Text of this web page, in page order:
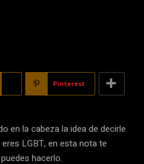
Pinterest
en la cabeza la idea de decirle
LGBT, en esta nota te
hacerlo.